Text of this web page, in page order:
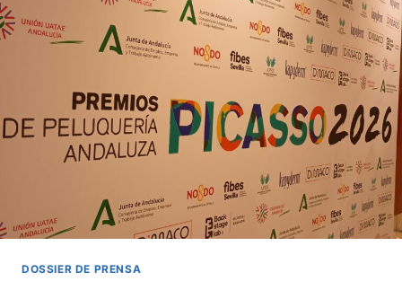
EXCELENCIA,
QUE
PASE
DOSSIER DE PRENSA